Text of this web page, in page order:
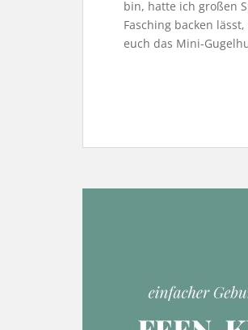
bin, hatte ich großen
Fasching backen
euch das Mini-